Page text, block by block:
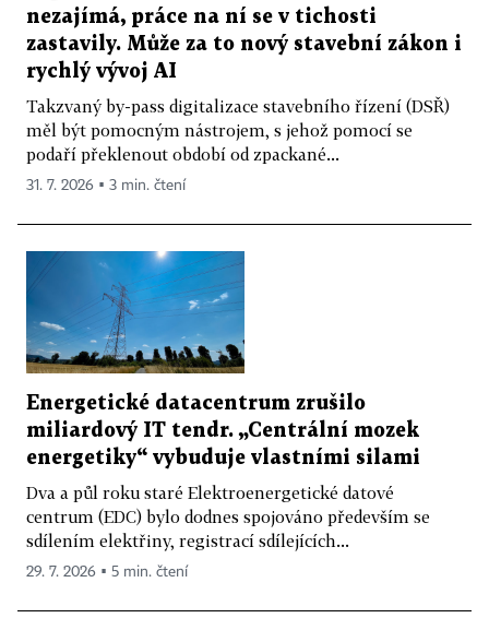
nezajímá, práce na ní se v tichosti
zastavily. Může za to nový stavební zákon i
rychlý vývoj AI
Takzvaný by-pass digitalizace stavebního řízení (DSŘ)
měl být pomocným nástrojem, s jehož pomocí se
podaří překlenout období od zpackané...
31. 7. 2026 ▪ 3 min. čtení
Energetické datacentrum zrušilo
miliardový IT tendr. „Centrální mozek
energetiky“ vybuduje vlastními silami
Dva a půl roku staré Elektroenergetické datové
centrum (EDC) bylo dodnes spojováno především se
sdílením elektřiny, registrací sdílejících...
29. 7. 2026 ▪ 5 min. čtení